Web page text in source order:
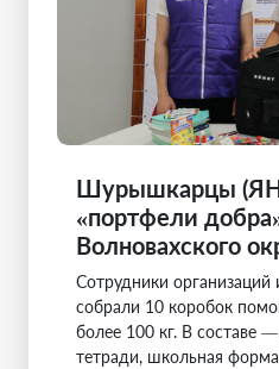
Шурышкарцы
«портфели
Волновахского
Сотрудники организаций
собрали 10 коробок
более 100 кг. В составе
тетради, школьная